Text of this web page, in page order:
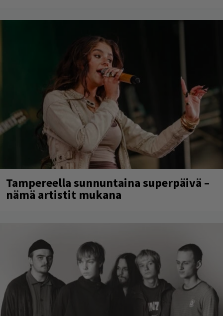
Tampereella sunnuntaina superpäivä –
nämä artistit mukana